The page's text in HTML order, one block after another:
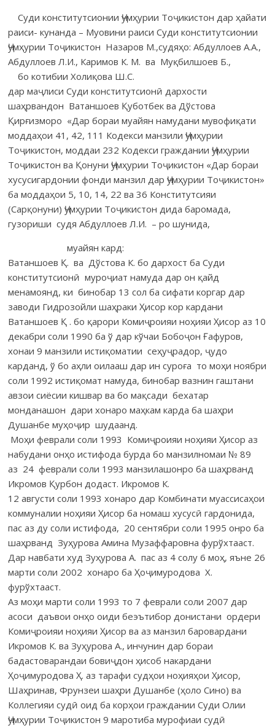
Суди конститутсионии Ҷумҳурии Тоҷикистон дар ҳайати
раиси- кунанда – Муовини раиси Суди конститутсионии
Ҷумҳурии Тоҷикистон Назаров М.,судяҳо: Абдуллоев А.А.,
Абдуллоев Л.И., Каримов К. М. ва Муқбилшоев Б.,
бо котибии Холиқова Ш.C.
дар маҷлиси Суди конститутсионӣ дархости
шаҳрвандон Ватаншоев Қуботбек ва Дўстова
Қирғизморо «Дар бораи муайян намудани мувофиқати
моддаҳои 41, 42, 111 Кодекси манзили Ҷумҳурии
Тоҷикистон, моддаи 232 Кодекси граждании Ҷумҳурии
Тоҷикистон ва Қонуни Ҷумҳурии Тоҷикистон «Дар бораи
хусусигардонии фонди манзил дар Ҷумҳурии Тоҷикистон»
ба моддаҳои 5, 10, 14, 22 ва 36 Конститутсияи
(Сарқонуни) Ҷумҳурии Тоҷикистон дида баромада,
гузориши судя Абдуллоев Л.И. – ро шунида,
муайян кард:
Ватаншоев Қ. ва Дўстова К. бо дархост ба Суди
конститутсионӣ муроҷиат намуда дар он қайд
менамоянд, ки бинобар 13 сол ба сифати коргар дар
заводи Гидрозойли шаҳраки Ҳисор кор кардани
Ватаншоев Қ . бо қарори Комиҷроияи ноҳияи Ҳисор аз 10
декабри соли 1990 ба ў дар кўчаи Бобоҷон Ғафуров,
хонаи 9 манзили истиқоматии сеҳуҷрадор, ҷудо
карданд, ў бо аҳли оилааш дар ин суроға то моҳи ноябри
соли 1992 истиқомат намуда, бинобар вазнин гаштани
авзои сиёсии кишвар ва бо мақсади бехатар
монданашон дари хонаро маҳкам карда ба шаҳри
Душанбе муҳоҷир шудаанд.
Моҳи феврали соли 1993 Комиҷроияи ноҳияи Ҳисор аз
набудани онҳо истифода бурда бо манзилномаи № 89
аз 24 феврали соли 1993 манзилашонро ба шаҳрванд
Икромов Қурбон додаст. Икромов К.
12 августи соли 1993 хонаро дар Комбинати муассисаҳои
коммуналии ноҳияи Ҳисор ба номаш хусусӣ гардонида,
пас аз ду соли истифода, 20 сентябри соли 1995 онро ба
шаҳрванд Зуҳурова Амина Музаффаровна фурўхтааст.
Дар навбати худ Зуҳурова А. пас аз 4 солу 6 моҳ, яъне 26
марти соли 2002 хонаро ба Ҳоҷимуродова Х.
фурўхтааст.
Аз моҳи марти соли 1993 то 7 феврали соли 2007 дар
асоси даъвои онҳо оиди беэътибор донистани ордери
Комиҷроияи ноҳияи Ҳисор ва аз манзил баровардани
Икромов К. ва Зуҳурова А., инчунин дар бораи
бадастоварандаи бовиҷдон ҳисоб накардани
Ҳоҷимуродова Ҳ. аз тарафи судҳои ноҳияҳои Ҳисор,
Шаҳринав, Фрунзеи шаҳри Душанбе (ҳоло Сино) ва
Коллегияи судӣ оид ба корҳои граждании Суди Олии
Ҷумҳурии Тоҷикистон 9 маротиба мурофиаи судӣ